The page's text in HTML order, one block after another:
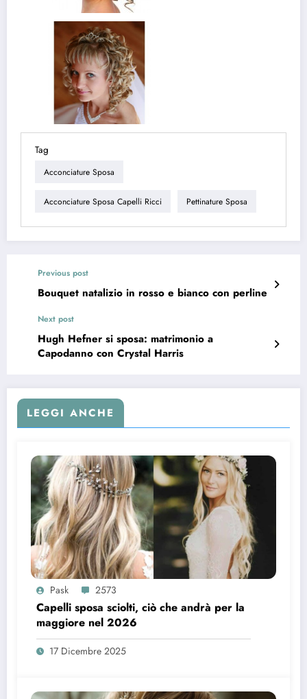
Tag
Acconciature Sposa
Acconciature Sposa Capelli Ricci Pettinature Sposa
Previous post
Bouquet natalizio in rosso e bianco con perline
Next post
Hugh Hefner si sposa: matrimonio a
Capodanno con Crystal Harris
LEGGI ANCHE
Pask 2573
Capelli sposa sciolti, ciò che andrà per la
maggiore nel 2026
17 Dicembre 2025